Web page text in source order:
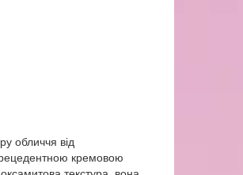
обличчя від
кремовою